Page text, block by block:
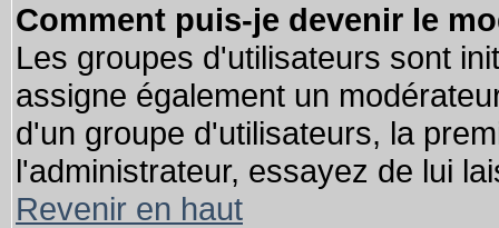
Comment puis-je devenir le
Les groupes d'utilisateurs sont
assigne également un
d'un groupe d'utilisateurs, la
l'administrateur, essayez de lui
Revenir en haut